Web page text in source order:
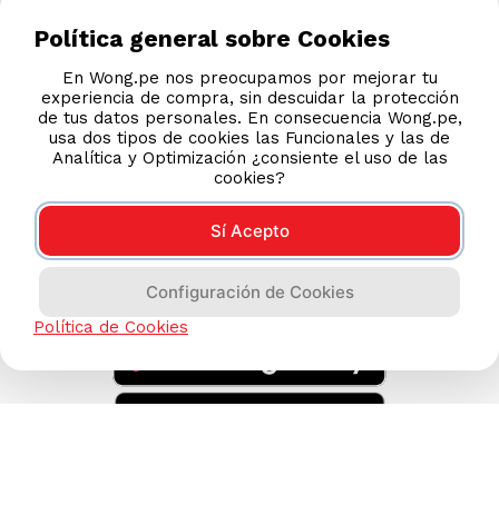
AYUDA CALLCENTER
(511) 613-8888
DESCARGA NUESTRA APP
Política general sobre Cookies
En Wong.pe nos preocupamos por mejorar tu
experiencia de compra, sin descuidar la protección
de tus datos personales. En consecuencia Wong.pe,
usa dos tipos de cookies las Funcionales y las de
Analítica y Optimización ¿consiente el uso de las
cookies?
Sí Acepto
Configuración de Cookies
Política de Cookies